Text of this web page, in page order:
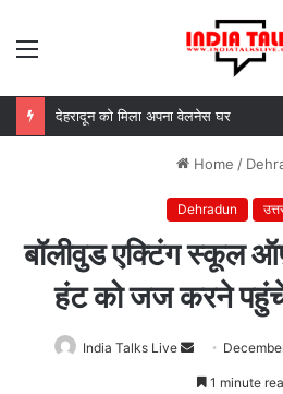
Home /
Dehradun
बॉलीवुड एक्टिंग
हंट को जज करने
India Talks Live
Send
an
1 minute